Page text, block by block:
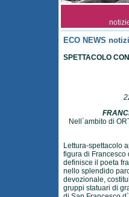
ECO NEWS
SPETTACOLO
Nell`ambito di
Lettura-spettacolo
figura di Francesco
definisce il poeta
nello splendido
devozionale,
gruppi statuari di